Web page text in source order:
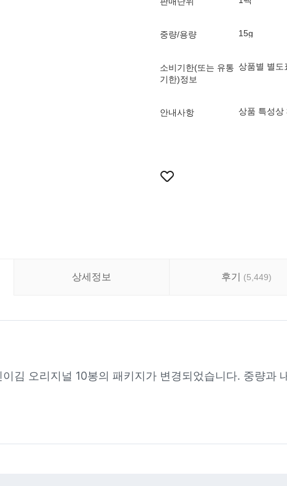
중량/용량 15g
소비기한(또는 유통
기한)정보
상품별 별도
안내사항 상품 특성상
상세정보 후기 (5,449)
김 오리지널 10봉의 패키지가 변경되었습니다. 중량과